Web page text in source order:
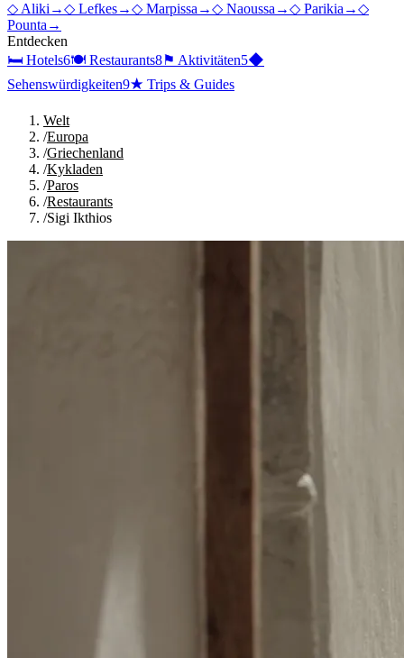
◇ Aliki →◇ Lefkes→◇ Marpissa →◇ Naoussa →◇ Parikia →◇
Pounta →
Entdecken
🛏 Hotels6🍽 Restaurants8⚑ Aktivitäten5◆
Sehenswürdigkeiten9★ Trips & Guides
Welt
/Europa
/Griechenland
/Kykladen
/Paros
/Restaurants
/Sigi Ikthios